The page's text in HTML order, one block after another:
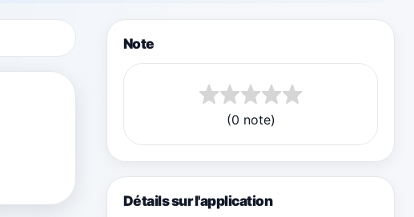
Note
(0 note)
Détails sur l'application